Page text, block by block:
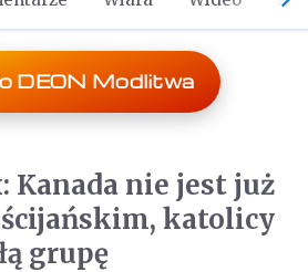
DEON Modlitwa
Kanada nie jest już
katolicy
grupę